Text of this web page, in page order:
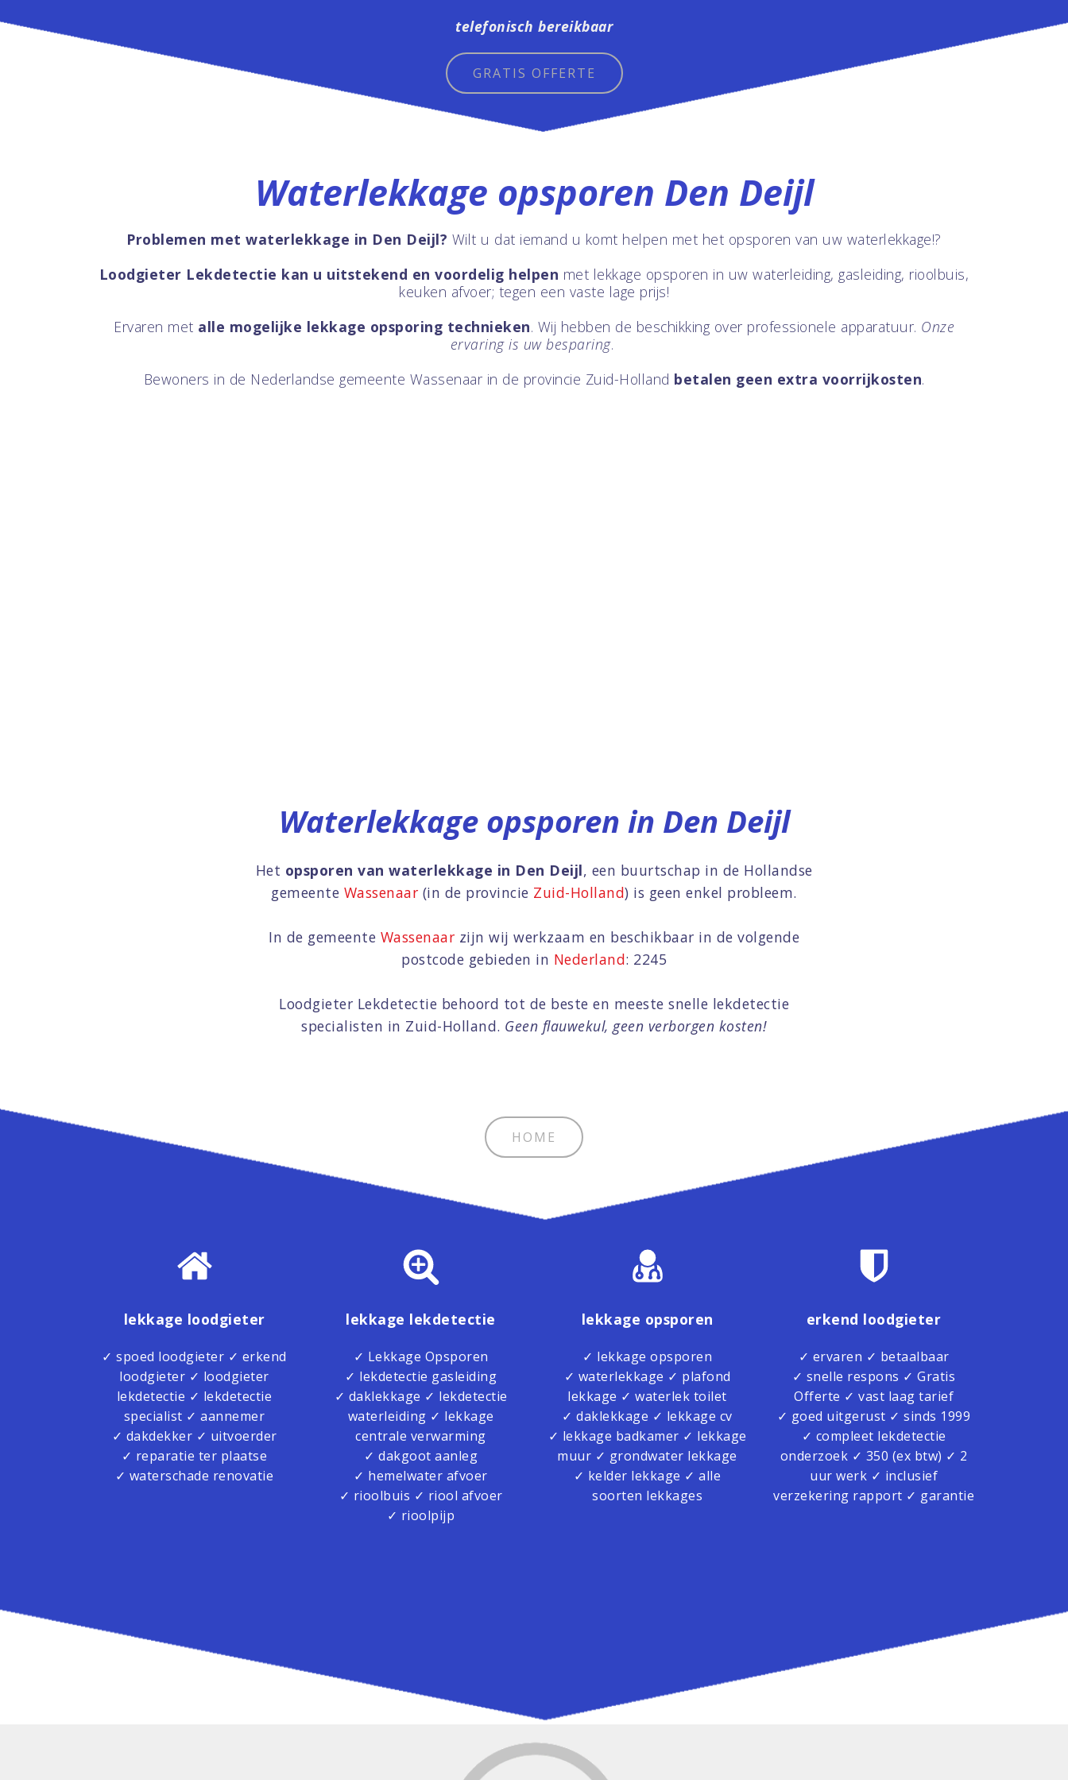
telefonisch bereikbaar
GRATIS OFFERTE
Waterlekkage opsporen Den Deijl
Problemen met waterlekkage in Den Deijl? Wilt u dat iemand u komt helpen met het opsporen van uw waterlekkage!?
Loodgieter Lekdetectie kan u uitstekend en voordelig helpen met lekkage opsporen in uw waterleiding, gasleiding, rioolbuis,
keuken afvoer; tegen een vaste lage prijs!
Ervaren met alle mogelijke lekkage opsporing technieken. Wij hebben de beschikking over professionele apparatuur. Onze
ervaring is uw besparing.
Bewoners in de Nederlandse gemeente Wassenaar in de provincie Zuid-Holland betalen geen extra voorrijkosten.
Waterlekkage opsporen in Den Deijl
Het opsporen van waterlekkage in Den Deijl, een buurtschap in de Hollandse
gemeente Wassenaar (in de provincie Zuid-Holland) is geen enkel probleem.
In de gemeente Wassenaar zijn wij werkzaam en beschikbaar in de volgende
postcode gebieden in Nederland: 2245
Loodgieter Lekdetectie behoord tot de beste en meeste snelle lekdetectie
specialisten in Zuid-Holland. Geen flauwekul, geen verborgen kosten!
HOME
lekkage loodgieter
✓ spoed loodgieter ✓ erkend
loodgieter ✓ loodgieter
lekdetectie ✓ lekdetectie
specialist ✓ aannemer
✓ dakdekker ✓ uitvoerder
✓ reparatie ter plaatse
✓ waterschade renovatie
lekkage lekdetectie
✓ Lekkage Opsporen
✓ lekdetectie gasleiding
✓ daklekkage ✓ lekdetectie
waterleiding ✓ lekkage
centrale verwarming
✓ dakgoot aanleg
✓ hemelwater afvoer
✓ rioolbuis ✓ riool afvoer
✓ rioolpijp
lekkage opsporen
✓ lekkage opsporen
✓ waterlekkage ✓ plafond
lekkage ✓ waterlek toilet
✓ daklekkage ✓ lekkage cv
✓ lekkage badkamer ✓ lekkage
muur ✓ grondwater lekkage
✓ kelder lekkage ✓ alle
soorten lekkages
erkend loodgieter
✓ ervaren ✓ betaalbaar
✓ snelle respons ✓ Gratis
Offerte ✓ vast laag tarief
✓ goed uitgerust ✓ sinds 1999
✓ compleet lekdetectie
onderzoek ✓ 350 (ex btw) ✓ 2
uur werk ✓ inclusief
verzekering rapport ✓ garantie